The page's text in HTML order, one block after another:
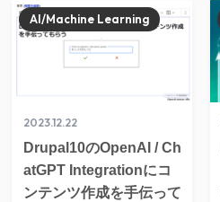
2023.12.22
Drupal10のOpenAI / Ch
atGPT Integrationにコ
ンテンツ作成を手伝って
AI/Machine Learning